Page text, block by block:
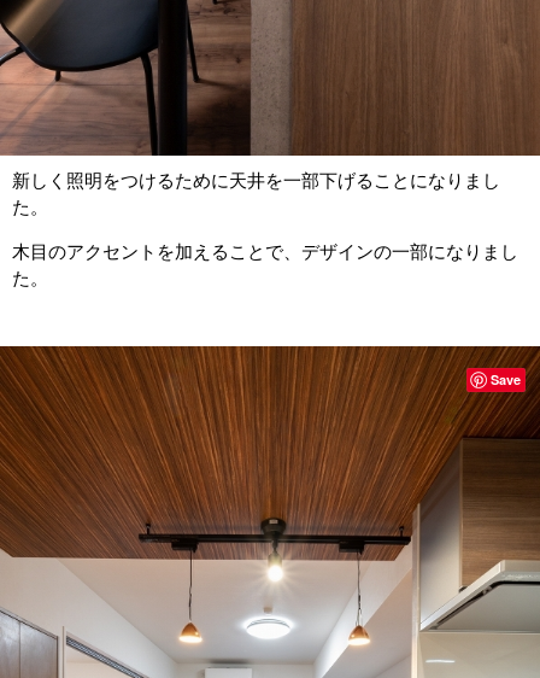
新しく照明をつけるために天井を一部下げることになりまし
た。
木目のアクセントを加えることで、デザインの一部になりまし
た。
Save